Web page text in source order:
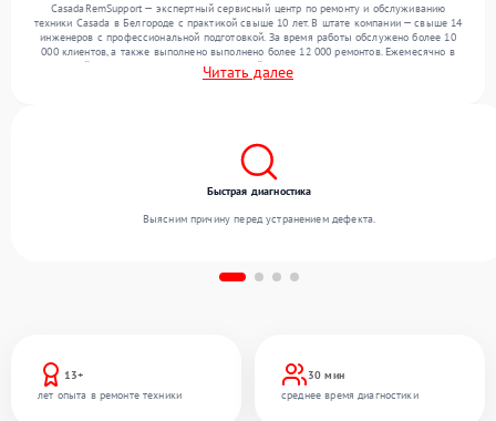
CasadaRemSupport — экспертный сервисный центр по ремонту и обслуживанию
техники Casada в Белгороде с практикой свыше 10 лет. В штате компании — свыше 14
инженеров с профессиональной подготовкой. За время работы обслужено более 10
000 клиентов, а также выполнено выполнено более 12 000 ремонтов. Ежемесячно в
сервисный центр поступает более 300 устройств, включая , , . Мы устраняем поломки
любой сложности и предлагаем стабильный уровень сервиса благодаря
Читать далее
13+
лет опыта в ремонте техники
30 мин
среднее время диагностики
Быстрая диагностика
Выясним причину перед устранением дефекта.